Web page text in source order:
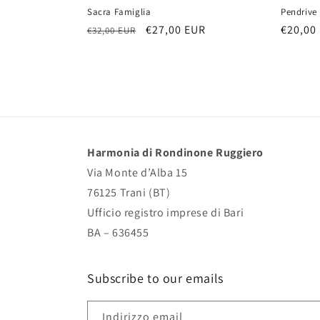
Sacra Famiglia
Prezzo
€32,00 EUR
Prezzo
€27,00 EUR
Pendrive
Prezzo
€20,00
Harmonia di Rondinone Ruggiero
Via Monte d’Alba 15
76125 Trani (BT)
Ufficio registro imprese di Bari
BA – 636455
Subscribe to our emails
Indirizzo email